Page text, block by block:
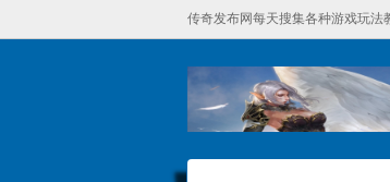
传奇发布网每天搜集各种游戏玩